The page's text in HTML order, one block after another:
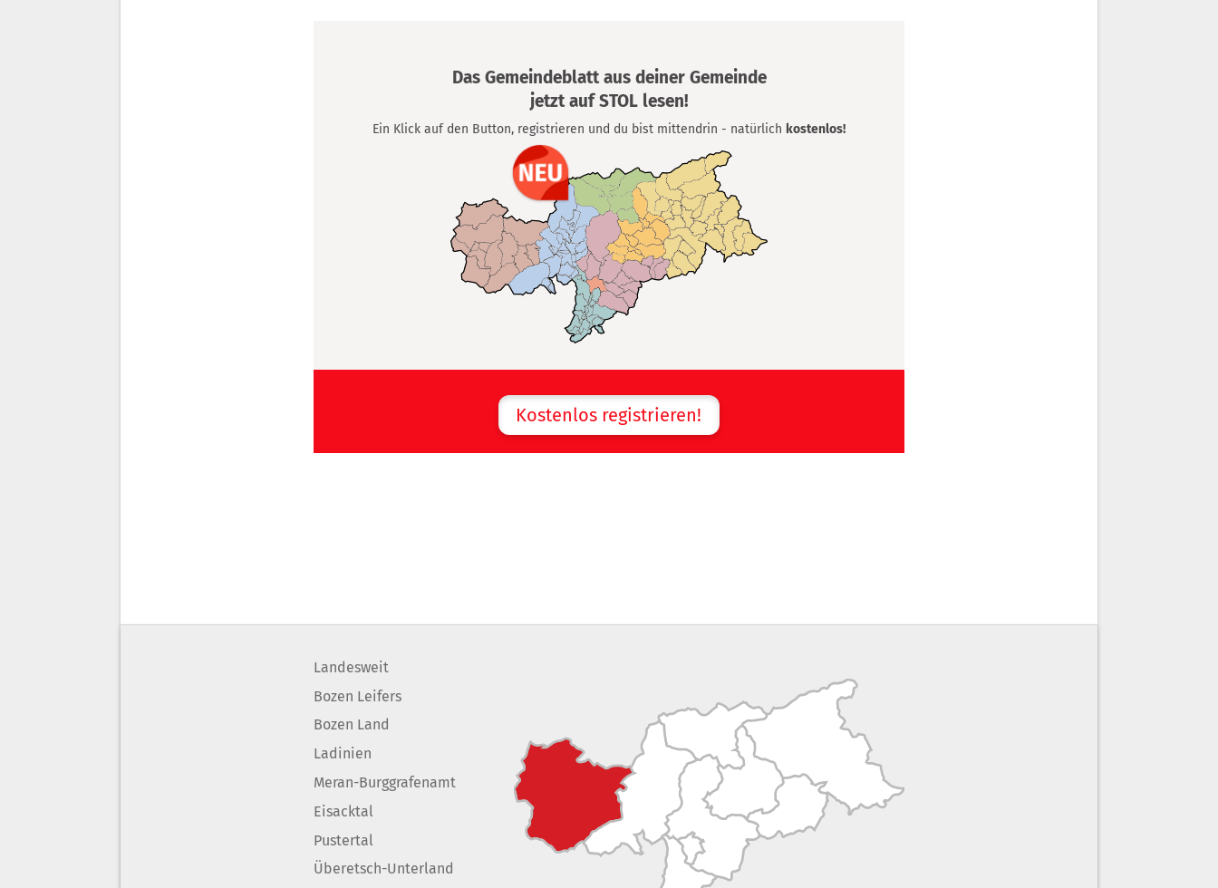
Das Gemeindeblatt aus deiner Gemeinde
jetzt auf STOL lesen!
Ein Klick auf den Button, registrieren und du bist mittendrin - natürlich kostenlos!
Kostenlos registrieren!
Landesweit
Bozen Leifers
Bozen Land
Ladinien
Meran-Burggrafenamt
Eisacktal
Pustertal
Überetsch-Unterland